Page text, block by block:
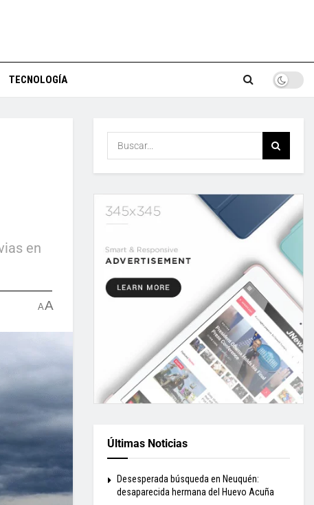
TECNOLOGÍA
en
AA
Últimas Noticias
Desesperada búsqueda en Neuquén:
desaparecida hermana del Huevo Acuña